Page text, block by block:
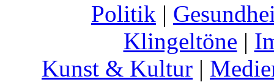
Politik |
Klingeltöne |
Kunst & Kultur |